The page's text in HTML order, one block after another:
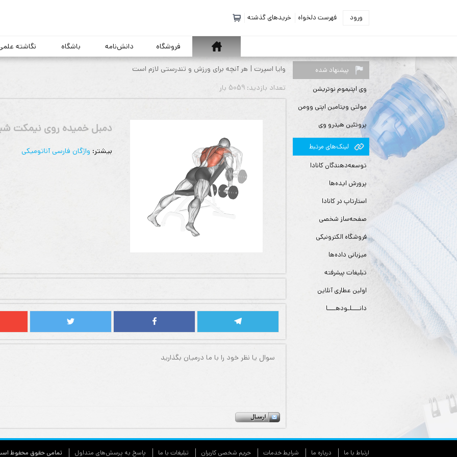
ورود فهرست دلخواه خریدهای گذشته
خانه فروشگاه دانش‌نامه باشگاه نگاشته
پیشنهاد شده
وی اپتیموم نوتریشن
مولتی ویتامین اپتی وومن
پروتئین هیدرو وی
لينك‌های مرتبط
توسعه‌دهندگان کانادا
پرورش ایده‌ها
استارتاپ در کانادا
صفحه‌ساز شخصی
فروشگاه الکترونیکی
میزبانی داده‌ها
تبلیغات پیشرفته
اولین عطاری آنلاین
دانــــلـودهــــا
وایا اسپرت | هر آنچه برای ورزش و تندرستی لازم است
تعداد بازديد: 5059 بار
دمبل خمیده روی نیمکت
بیشتر: واژگان فارسی آناتومیکی
ارتباط با ما درباره ما شرایط خدمات حريم شخصی كاربران تبليغات با ما پاسخ به پرسش‌های متداول تمامی حقوق محفوظ